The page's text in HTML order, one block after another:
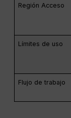
Región Acceso
Límites de uso
Flujo de trabajo